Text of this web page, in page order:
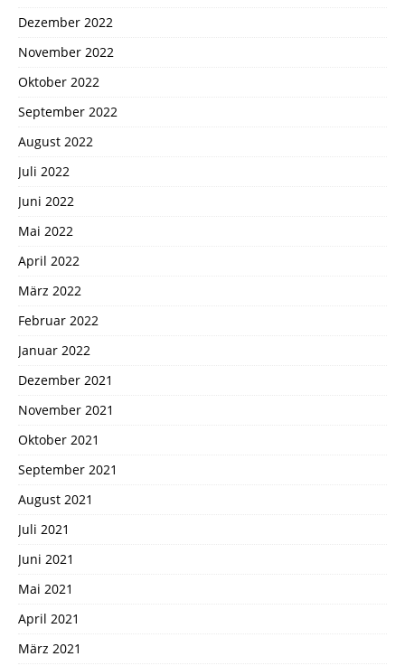
Dezember 2022
November 2022
Oktober 2022
September 2022
August 2022
Juli 2022
Juni 2022
Mai 2022
April 2022
März 2022
Februar 2022
Januar 2022
Dezember 2021
November 2021
Oktober 2021
September 2021
August 2021
Juli 2021
Juni 2021
Mai 2021
April 2021
März 2021